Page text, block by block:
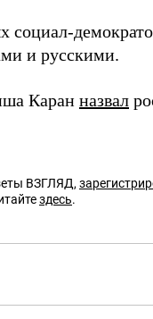
социал-
и русскими.
Каран назвал
ВЗГЛЯД,
здесь.